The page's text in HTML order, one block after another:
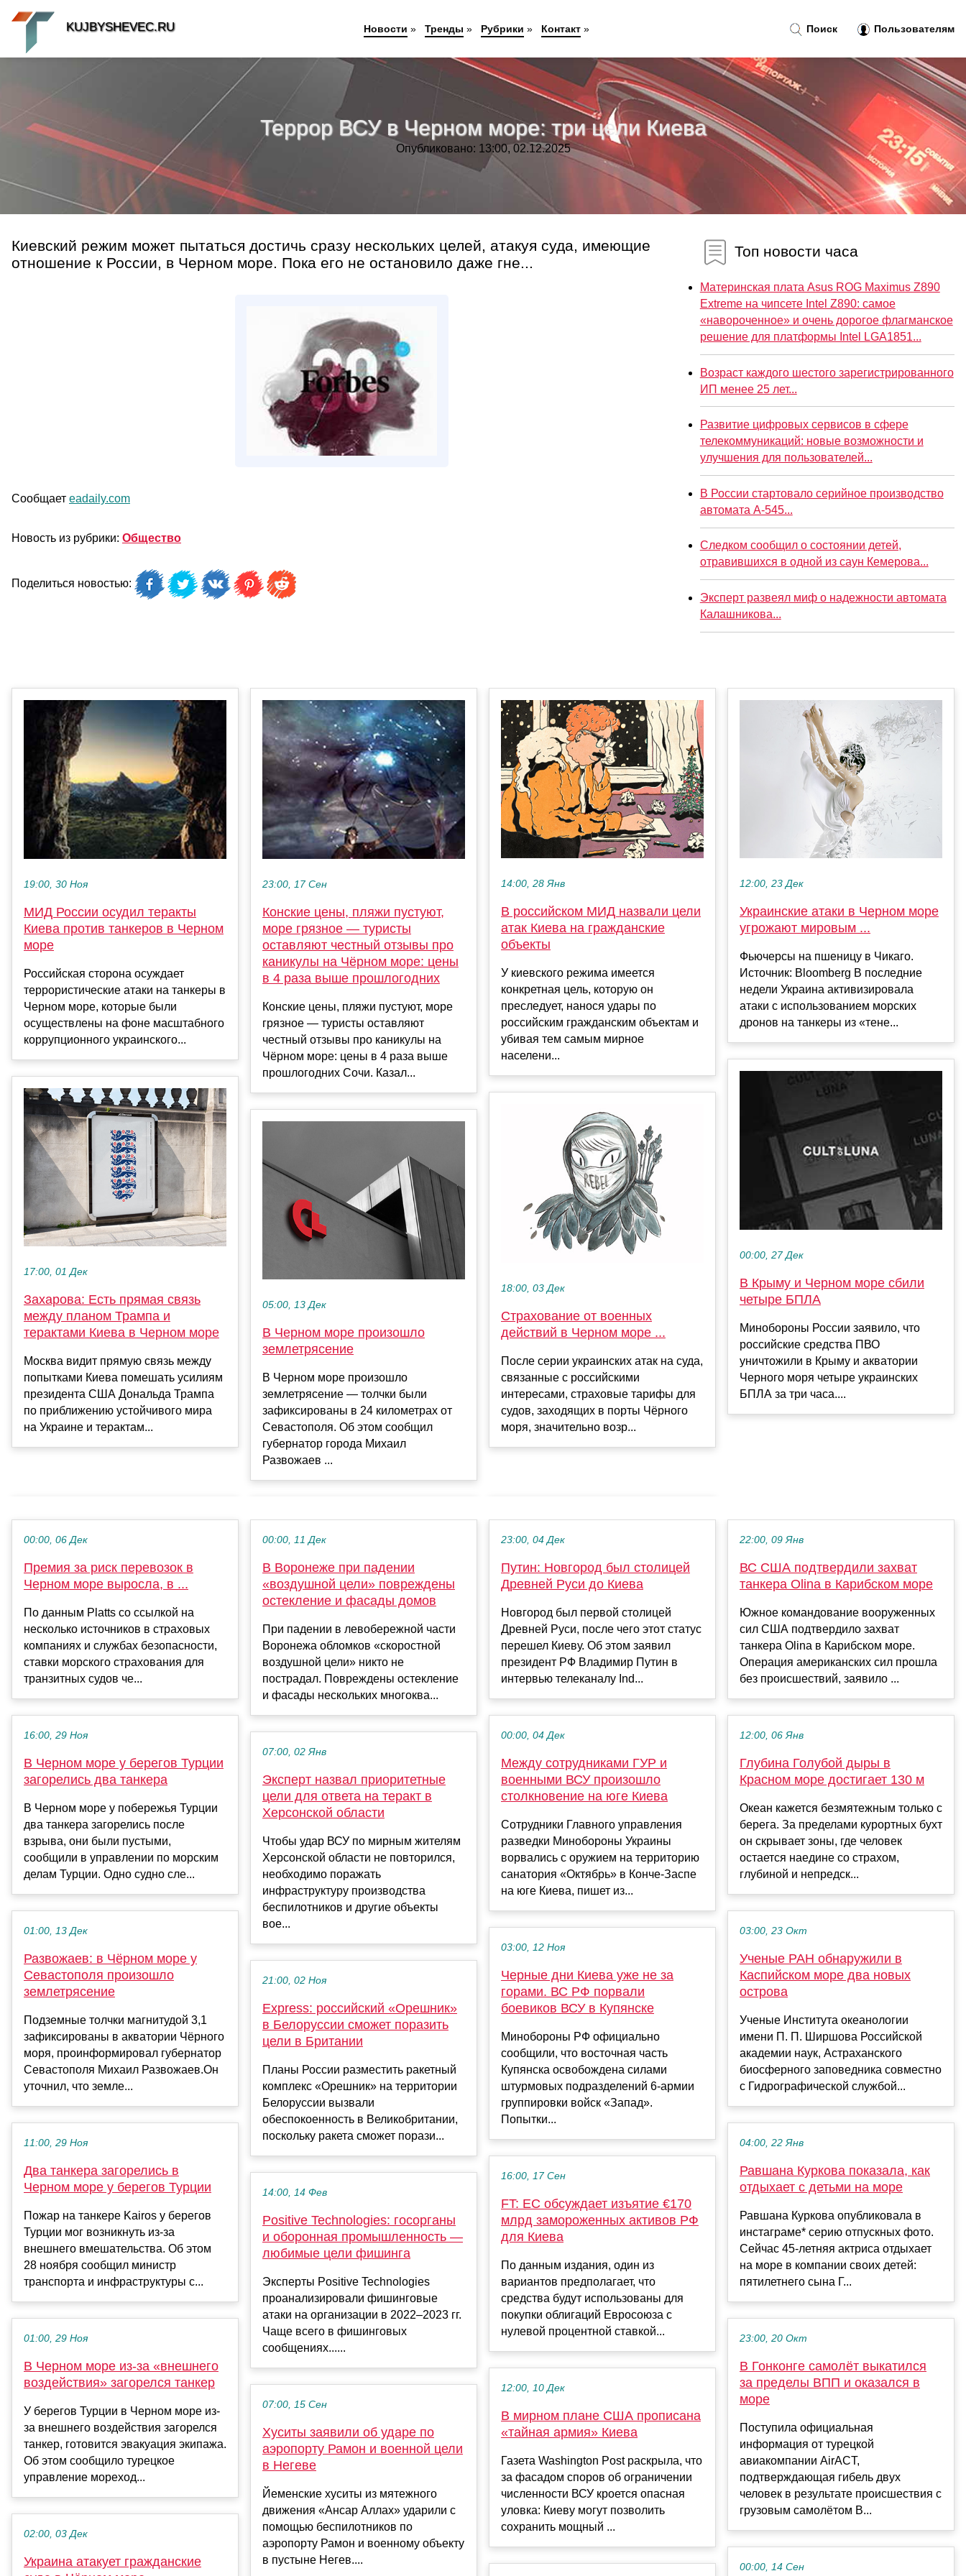
Террор ВСУ в Черном море: три цели Киева
Опубликовано: 13:00, 02.12.2025
Киевский режим может пытаться достичь сразу нескольких целей, атакуя суда, имеющие
отношение к России, в Черном море. Пока его не остановило даже гне...
Сообщает eadaily.com
Новость из рубрики: Общество
Поделиться новостью:
Топ новости часа
Материнская плата Asus ROG Maximus Z890
Extreme на чипсете Intel Z890: самое
«навороченное» и очень дорогое флагманское
решение для платформы Intel LGA1851...
Возраст каждого шестого зарегистрированного
ИП менее 25 лет...
Развитие цифровых сервисов в сфере
телекоммуникаций: новые возможности и
улучшения для пользователей...
В России стартовало серийное производство
автомата А-545...
Следком сообщил о состоянии детей,
отравившихся в одной из саун Кемерова...
Эксперт развеял миф о надежности автомата
Калашникова...
19:00, 30 Ноя
МИД России осудил теракты
Киева против танкеров в Черном
море
Российская сторона осуждает
террористические атаки на танкеры в
Черном море, которые были
осуществлены на фоне масштабного
коррупционного украинского...
17:00, 01 Дек
Захарова: Есть прямая связь
между планом Трампа и
терактами Киева в Черном море
Москва видит прямую связь между
попытками Киева помешать усилиям
президента США Дональда Трампа
по приближению устойчивого мира
на Украине и терактам...
23:00, 17 Сен
Конские цены, пляжи пустуют,
море грязное — туристы
оставляют честный отзывы про
каникулы на Чёрном море: цены
в 4 раза выше прошлогодних
Конские цены, пляжи пустуют, море
грязное — туристы оставляют
честный отзывы про каникулы на
Чёрном море: цены в 4 раза выше
прошлогодних Сочи. Казал...
05:00, 13 Дек
В Черном море произошло
землетрясение
В Черном море произошло
землетрясение — толчки были
зафиксированы в 24 километрах от
Севастополя. Об этом сообщил
губернатор города Михаил
Развожаев ...
14:00, 28 Янв
В российском МИД назвали цели
атак Киева на гражданские
объекты
У киевского режима имеется
конкретная цель, которую он
преследует, нанося удары по
российским гражданским объектам и
убивая тем самым мирное
населени...
18:00, 03 Дек
Страхование от военных
действий в Черном море ...
После серии украинских атак на суда,
связанные с российскими
интересами, страховые тарифы для
судов, заходящих в порты Чёрного
моря, значительно возр...
12:00, 23 Дек
Украинские атаки в Черном море
угрожают мировым ...
Фьючерсы на пшеницу в Чикаго.
Источник: Bloomberg В последние
недели Украина активизировала
атаки с использованием морских
дронов на танкеры из «тене...
00:00, 27 Дек
В Крыму и Черном море сбили
четыре БПЛА
Минобороны России заявило, что
российские средства ПВО
уничтожили в Крыму и акватории
Черного моря четыре украинских
БПЛА за три часа....
00:00, 06 Дек
Премия за риск перевозок в
Черном море выросла, в ...
По данным Platts со ссылкой на
несколько источников в страховых
компаниях и службах безопасности,
ставки морского страхования для
транзитных судов че...
16:00, 29 Ноя
В Черном море у берегов Турции
загорелись два танкера
В Черном море у побережья Турции
два танкера загорелись после
взрыва, они были пустыми,
сообщили в управлении по морским
делам Турции. Одно судно сле...
01:00, 13 Дек
Развожаев: в Чёрном море у
Севастополя произошло
землетрясение
Подземные толчки магнитудой 3,1
зафиксированы в акватории Чёрного
моря, проинформировал губернатор
Севастополя Михаил Развожаев.Он
уточнил, что земле...
11:00, 29 Ноя
Два танкера загорелись в
Черном море у берегов Турции
Пожар на танкере Kairos у берегов
Турции мог возникнуть из-за
внешнего вмешательства. Об этом
28 ноября сообщил министр
транспорта и инфраструктуры с...
01:00, 29 Ноя
В Черном море из-за «внешнего
воздействия» загорелся танкер
У берегов Турции в Черном море из-
за внешнего воздействия загорелся
танкер, готовится эвакуация экипажа.
Об этом сообщило турецкое
управление мореход...
02:00, 03 Дек
Украина атакует гражданские
00:00, 11 Дек
В Воронеже при падении
«воздушной цели» повреждены
остекление и фасады домов
При падении в левобережной части
Воронежа обломков «скоростной
воздушной цели» никто не
пострадал. Повреждены остекление
и фасады нескольких многоква...
07:00, 02 Янв
Эксперт назвал приоритетные
цели для ответа на теракт в
Херсонской области
Чтобы удар ВСУ по мирным жителям
Херсонской области не повторился,
необходимо поражать
инфраструктуру производства
беспилотников и другие объекты
вое...
21:00, 02 Ноя
Express: российский «Орешник»
в Белоруссии сможет поразить
цели в Британии
Планы России разместить ракетный
комплекс «Орешник» на территории
Белоруссии вызвали
обеспокоенность в Великобритании,
поскольку ракета сможет порази...
14:00, 14 Фев
Positive Technologies: госорганы
и оборонная промышленность —
любимые цели фишинга
Эксперты Positive Technologies
проанализировали фишинговые
атаки на организации в 2022–2023 гг.
Чаще всего в фишинговых
сообщениях......
07:00, 15 Сен
Хуситы заявили об ударе по
аэропорту Рамон и военной цели
в Негеве
Йеменские хуситы из мятежного
движения «Ансар Аллах» ударили с
помощью беспилотников по
аэропорту Рамон и военному объекту
в пустыне Негев....
23:00, 04 Дек
Путин: Новгород был столицей
Древней Руси до Киева
Новгород был первой столицей
Древней Руси, после чего этот статус
перешел Киеву. Об этом заявил
президент РФ Владимир Путин в
интервью телеканалу Ind...
00:00, 04 Дек
Между сотрудниками ГУР и
военными ВСУ произошло
столкновение на юге Киева
Сотрудники Главного управления
разведки Минобороны Украины
ворвались с оружием на территорию
санатория «Октябрь» в Конче-Заспе
на юге Киева, пишет из...
03:00, 12 Ноя
Черные дни Киева уже не за
горами. ВС РФ порвали
боевиков ВСУ в Купянске
Минобороны РФ официально
сообщили, что восточная часть
Купянска освобождена силами
штурмовых подразделений 6-армии
группировки войск «Запад».
Попытки...
16:00, 17 Сен
FT: ЕС обсуждает изъятие €170
млрд замороженных активов РФ
для Киева
По данным издания, один из
вариантов предполагает, что
средства будут использованы для
покупки облигаций Евросоюза с
нулевой процентной ставкой...
12:00, 10 Дек
В мирном плане США прописана
«тайная армия» Киева
Газета Washington Post раскрыла, что
за фасадом споров об ограничении
численности ВСУ кроется опасная
уловка: Киеву могут позволить
сохранить мощный ...
22:00, 09 Янв
ВС США подтвердили захват
танкера Olina в Карибском море
Южное командование вооруженных
сил США подтвердило захват
танкера Olina в Карибском море.
Операция американских сил прошла
без происшествий, заявило ...
12:00, 06 Янв
Глубина Голубой дыры в
Красном море достигает 130 м
Океан кажется безмятежным только с
берега. За пределами курортных бухт
он скрывает зоны, где человек
остается наедине со страхом,
глубиной и непредск...
03:00, 23 Окт
Ученые РАН обнаружили в
Каспийском море два новых
острова
Ученые Института океанологии
имени П. П. Ширшова Российской
академии наук, Астраханского
биосферного заповедника совместно
с Гидрографической службой...
04:00, 22 Янв
Равшана Куркова показала, как
отдыхает с детьми на море
Равшана Куркова опубликовала в
инстаграме* серию отпускных фото.
Сейчас 45-летняя актриса отдыхает
на море в компании своих детей:
пятилетнего сына Г...
23:00, 20 Окт
В Гонконге самолёт выкатился
за пределы ВПП и оказался в
море
Поступила официальная
информация от турецкой
авиакомпании AirACT,
подтверждающая гибель двух
человек в результате происшествия с
грузовым самолётом B...
00:00, 14 Сен
Поиск Пользователям
KUJBYSHEVEC.RU Новости » Тренды » Рубрики » Контакт»